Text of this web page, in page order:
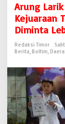
Arung
Kejuaraan
Diminta
Redaksi Timor
Berita, Boltim,